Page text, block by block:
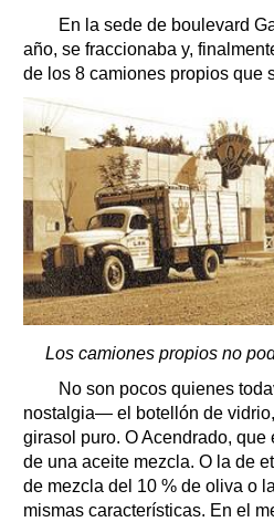
En la sede de boulevard
año, se fraccionaba y,
de los 8 camiones propios que
Los camiones propios no
No son pocos quienes
nostalgia— el botellón de
girasol puro. O Acendrado, que
de una aceite mezcla. O la de
de mezcla del 10 % de oliva o
mismas características. En el